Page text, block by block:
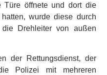
Türe öffnete und dort die
wurde diese durch
Drehleiter von außen
der Rettungsdienst, der
Polizei mit mehreren